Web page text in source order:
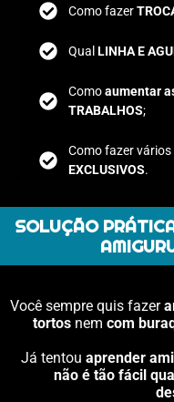
Como fazer
Qual LINHA E
Comoaumentar
TRABALHOS;
Como fazer vários
EXCLUSIVOS.
SOLUÇÃO
Você sempre quis fazer
tortosnem com
Já tentou aprender
não é tão fácil